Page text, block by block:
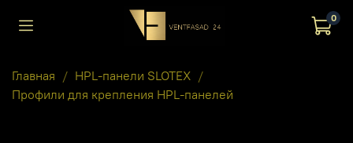
0
Главная
HPL-панели SLOTEX
Профили для крепления HPL-панелей